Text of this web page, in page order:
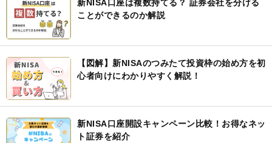
新NISA口座は複数持てる？ 証券会社を分ける
ことができるのか解説
【図解】新NISAのつみたて投資枠の始め方を初
心者向けにわかりやすく解説！
新NISA口座開設キャンペーン比較！お得なネッ
ト証券を紹介